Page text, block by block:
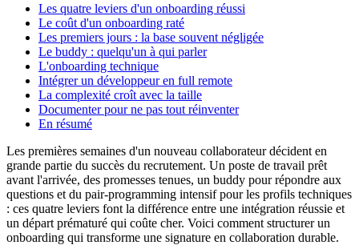
Les quatre leviers d'un onboarding réussi
Le coût d'un onboarding raté
Les premiers jours : la base souvent négligée
Le buddy : quelqu'un à qui parler
L'onboarding technique
Intégrer un développeur en full remote
La complexité croît avec la taille
Documenter pour ne pas tout réinventer
En résumé
Les premières semaines d'un nouveau collaborateur décident en
grande partie du succès du recrutement. Un poste de travail prêt
avant l'arrivée, des promesses tenues, un buddy pour répondre aux
questions et du pair-programming intensif pour les profils techniques
: ces quatre leviers font la différence entre une intégration réussie et
un départ prématuré qui coûte cher. Voici comment structurer un
onboarding qui transforme une signature en collaboration durable.